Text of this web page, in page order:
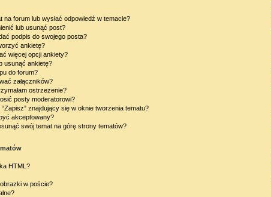
forum lub wysłać odpowiedź w temacie?
lub usunąć post?
podpis do swojego posta?
ankietę?
więcej opcji ankiety?
usunąć ankietę?
do forum?
załączników?
ostrzeżenie?
posty moderatorowi?
znajdujący się w oknie tworzenia tematu?
akceptowany?
swój temat na górę strony tematów?
HTML?
w poście?